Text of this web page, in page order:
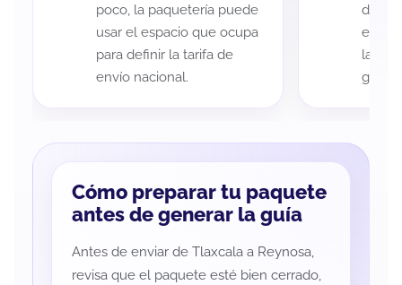
poco, la paquetería puede
usar el espacio que ocupa
para definir la tarifa de
envío nacional.
de
eso
la
guía
Cómo preparar tu paquete
antes de generar la guía
Antes de enviar de Tlaxcala a Reynosa,
revisa que el paquete esté bien cerrado,